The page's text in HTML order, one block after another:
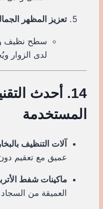
تعزيز المظهر
سطح نظيف
لدى الزوار
14. أحدث
المستخدمة
آلات التنظيف
عميق مع تعقيم
ماكينات شفط
العميقة من